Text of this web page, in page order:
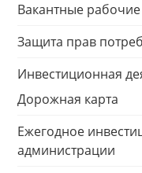
Вакантные рабочие
Защита прав
Инвестиционная
Дорожная карта
Ежегодное
администрации